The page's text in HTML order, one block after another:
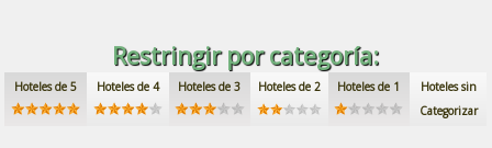
Restringir por categoría:
Hoteles de 5 Hoteles de 4 Hoteles de 3 Hoteles de 2 Hoteles de 1
Hoteles sin
Categorizar